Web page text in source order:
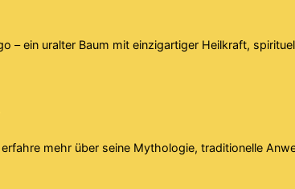
– ein uralter Baum mit einzigartiger Heilkraft,
mehr über seine Mythologie, traditionelle